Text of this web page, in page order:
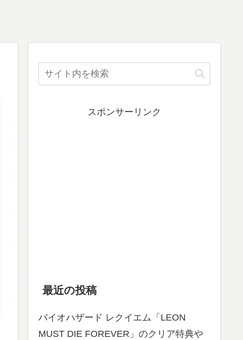
スポンサーリンク
最近の投稿
バイオハザード レクイエム「LEON
MUST DIE FOREVER」のクリア特典や